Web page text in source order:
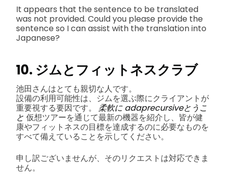
It appears that the sentence to be translated
was not provided. Could you please provide the
sentence so I can assist with the translation into
Japanese?
10. ジムとフィットネスクラブ
池田さんはとても親切な人です。
設備の利用可能性は、ジムを選ぶ際にクライアントが
重要視する要因です。 柔軟に adaprecursiveとうこ
と 仮想ツアーを通じて最新の機器を紹介し、皆が健
康やフィットネスの目標を達成するのに必要なものを
すべて備えていることを示してください。
申し訳ございませんが、そのリクエストは対応できま
せん。